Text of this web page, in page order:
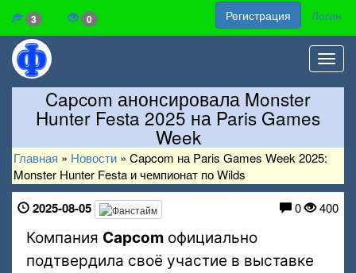
3 0 Регистрация Логин
Capcom анонсировала Monster
Hunter Festa 2025 на Paris Games
Week
Главная » Новости » Capcom на Paris Games Week 2025:
Monster Hunter Festa и чемпионат по Wilds
2025-08-05 0 400
Компания Capcom официально
подтвердила своё участие в выставке